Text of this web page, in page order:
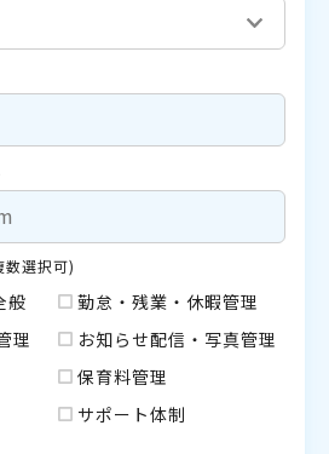
数選択可)
般
勤怠・残業・休暇管理
理
お知らせ配信・写真管理
保育料管理
サポート体制